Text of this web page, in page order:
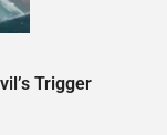
Trigger